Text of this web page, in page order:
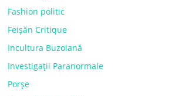
Fashion politic
Feișăn Critique
Incultura Buzoiană
Investigații Paranormale
Porșe